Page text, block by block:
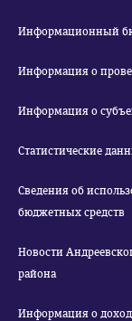
Информационный
Информация о
Информация о
Статистические
Сведения об
бюджетных средств
Новости
района
Информация о